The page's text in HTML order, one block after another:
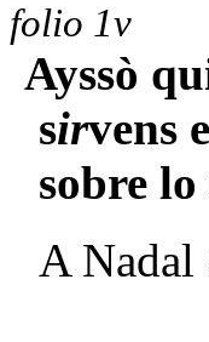
folio 1v
Ayssò
sirvens
sobre
A